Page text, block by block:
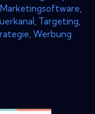
Marketingsoftware
Targeting
Werbung